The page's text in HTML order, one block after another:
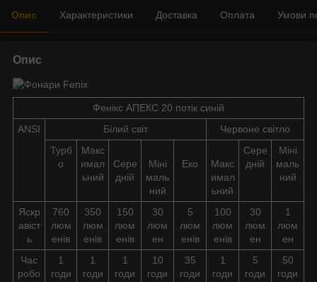
Опис Характеристики Доставка Оплата Умови
Опис
Фенікс АПЕКС 20 потік синій
ANSI
Білий світ
Червоне світло
Турб
о
Макс
имал
ьний
Сере
дній
Міні
маль
ний
Еко
Макс
имал
ьний
Сере
дній
Міні
маль
ний
Яскр
авіст
ь
760
люм
енів
350
люм
енів
150
люм
енів
30
люм
ен
5
люм
енів
100
люм
енів
30
люм
ен
1
люм
ен
Час
робо
1
годи
1
годи
1
годи
10
годи
35
годи
1
годи
5
годи
50
годи